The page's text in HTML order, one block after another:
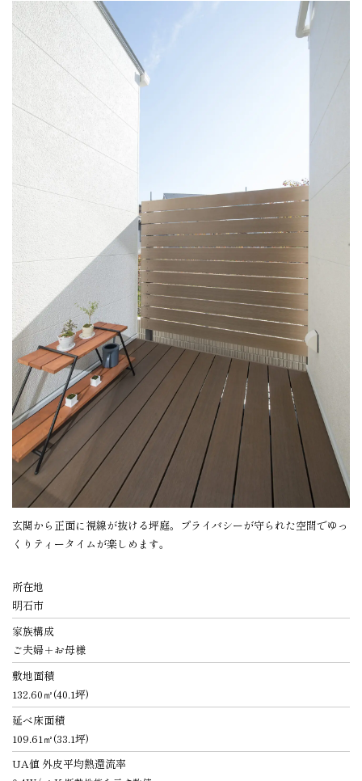
玄関から正面に視線が抜ける坪庭。プライバシーが守られた空間でゆっ
くりティータイムが楽しめます。
所在地
明石市
家族構成
ご夫婦＋お母様
敷地面積
132.60㎡(40.1坪)
延べ床面積
109.61㎡(33.1坪)
UA値 外皮平均熱還流率